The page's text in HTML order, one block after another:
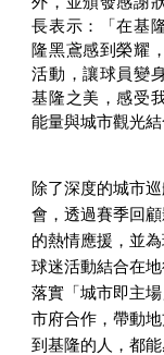
長表示：「在基
隆黑鳶感到榮耀
活動，讓球員變
基隆之美，感受
能量與城市觀光結
除了深度的城市
會，透過賽季回
的熱情應援，並
球迷活動結合在
落實「城市即主
市府合作，帶動
到基隆的人，都